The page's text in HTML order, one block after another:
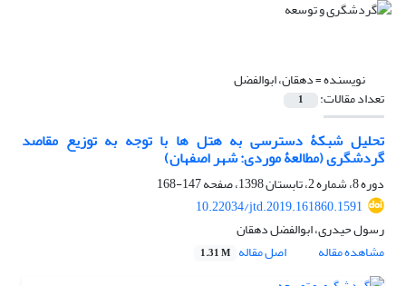
نویسنده =دهقان، ابوالفضل
تعداد مقالات: 1
تحلیل شبکۀ دسترسی به هتل ها با توجه به توزیع مقاصد
گردشگری (مطالعۀ موردی: شهر اصفهان)
دوره 8، شماره 2، تابستان 1398، صفحه
147-168
10.22034/jtd.2019.161860.1591
رسول حیدری، ابوالفضل دهقان
مشاهده مقاله
اصل مقاله 1.31 M